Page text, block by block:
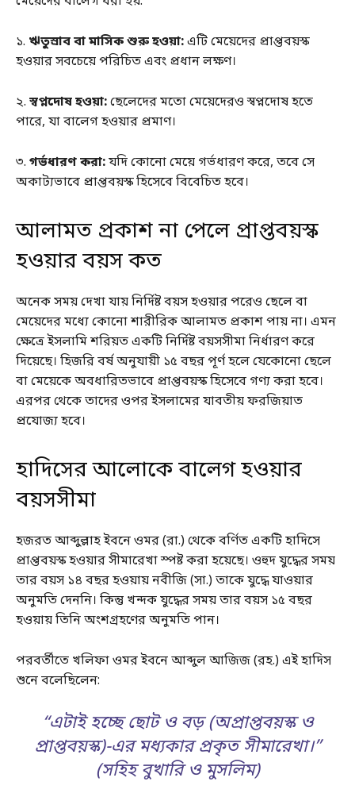
১. ঋতুস্রাব বা মাসিক শুরু হওয়া:এটি মেয়েদের প্রাপ্তবয়স্ক
হওয়ার সবচেয়ে পরিচিত এবং প্রধান লক্ষণ।
২. স্বপ্নদোষ হওয়া:ছেলেদের মতো মেয়েদেরও স্বপ্নদোষ হতে
পারে, যা বালেগ হওয়ার প্রমাণ।
৩. গর্ভধারণ করা:যদি কোনো মেয়ে গর্ভধারণ করে, তবে সে
অকাট্যভাবে প্রাপ্তবয়স্ক হিসেবে বিবেচিত হবে।
আলামত প্রকাশ না পেলে প্রাপ্তবয়স্ক
হওয়ার বয়স কত
অনেক সময় দেখা যায় নির্দিষ্ট বয়স হওয়ার পরেও ছেলে বা
মেয়েদের মধ্যে কোনো শারীরিক আলামত প্রকাশ পায় না। এমন
ক্ষেত্রে ইসলামি শরিয়ত একটি নির্দিষ্ট বয়সসীমা নির্ধারণ করে
দিয়েছে। হিজরি বর্ষ অনুযায়ী ১৫ বছর পূর্ণ হলে যেকোনো ছেলে
বা মেয়েকে অবধারিতভাবে প্রাপ্তবয়স্ক হিসেবে গণ্য করা হবে।
এরপর থেকে তাদের ওপর ইসলামের যাবতীয় ফরজিয়াত
প্রযোজ্য হবে।
হাদিসের আলোকে বালেগ হওয়ার
বয়সসীমা
হজরত আব্দুল্লাহ ইবনে ওমর (রা.) থেকে বর্ণিত একটি হাদিসে
প্রাপ্তবয়স্ক হওয়ার সীমারেখা স্পষ্ট করা হয়েছে। ওহুদ যুদ্ধের সময়
তার বয়স ১৪ বছর হওয়ায় নবীজি (সা.) তাকে যুদ্ধে যাওয়ার
অনুমতি দেননি। কিন্তু খন্দক যুদ্ধের সময় তার বয়স ১৫ বছর
হওয়ায় তিনি অংশগ্রহণের অনুমতি পান।
পরবর্তীতে খলিফা ওমর ইবনে আব্দুল আজিজ (রহ.) এই হাদিস
শুনে বলেছিলেন:
“এটাই হচ্ছে ছোট ও বড় (অপ্রাপ্তবয়স্ক ও
প্রাপ্তবয়স্ক)-এর মধ্যকার প্রকৃত সীমারেখা।”
(সহিহ বুখারি ও মুসলিম)